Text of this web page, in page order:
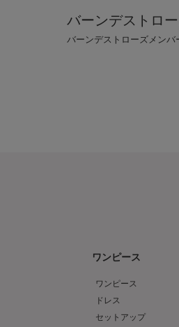
バーンデストロ
バーンデストローズメンバ
ワンピース
ワンピース
ドレス
セットアップ